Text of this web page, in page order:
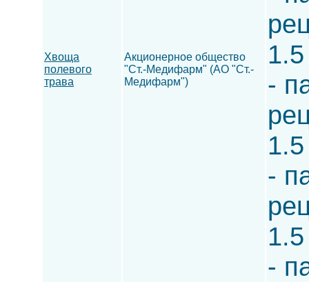
Хвоща
полевого
трава
Акционерное общество
"Ст.-Медифарм" (АО "Ст.-
Медифарм")
-
-
-